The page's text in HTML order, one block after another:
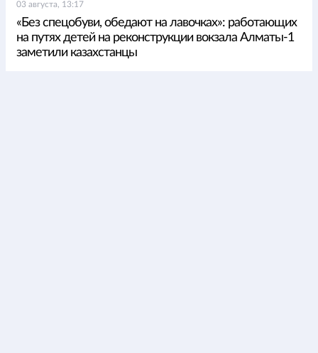
03 августа, 13:17
«Без спецобуви, обедают на лавочках»: работающих
на путях детей на реконструкции вокзала Алматы-1
заметили казахстанцы